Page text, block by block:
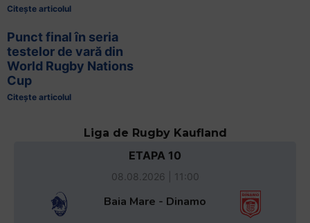
Citește articolul
Punct final în seria
testelor de vară din
World Rugby Nations
Cup
Citește articolul
Liga de Rugby Kaufland
ETAPA 10
08.08.2026 | 11:00
Baia Mare - Dinamo